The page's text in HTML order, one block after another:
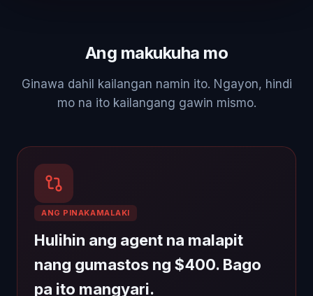
Ang makukuha mo
Ginawa dahil kailangan namin ito. Ngayon, hindi
mo na ito kailangang gawin mismo.
ANG PINAKAMALAKI
Hulihin ang agent na malapit
nang gumastos ng $400. Bago
pa ito mangyari.